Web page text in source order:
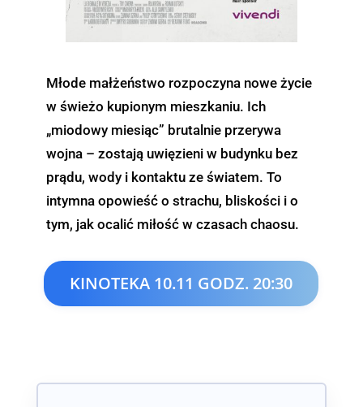
Młode małżeństwo rozpoczyna nowe życie
w świeżo kupionym mieszkaniu. Ich
„miodowy miesiąc” brutalnie przerywa
wojna – zostają uwięzieni w budynku bez
prądu, wody i kontaktu ze światem. To
intymna opowieść o strachu, bliskości i o
tym, jak ocalić miłość w czasach chaosu.
KINOTEKA 10.11 GODZ. 20:30